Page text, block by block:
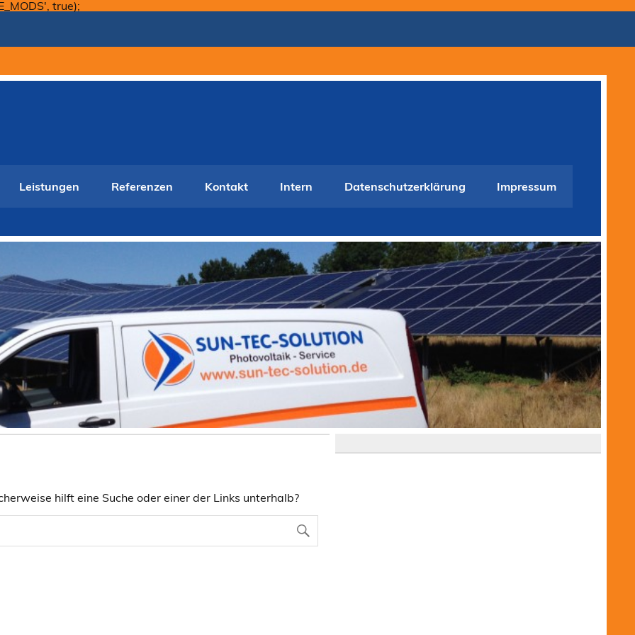
true);
Leistungen Referenzen Kontakt Intern Datenschutzerklärung Impressum
hilft eine Suche oder einer der Links unterhalb?